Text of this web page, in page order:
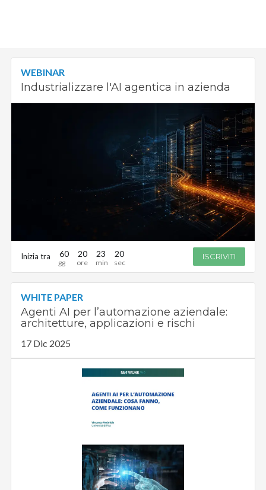
WEBINAR
Industrializzare l'AI agentica in azienda
Inizia tra 60 20 23 19 ISCRIVITI
WHITE PAPER
Agenti AI per l’automazione aziendale:
architetture, applicazioni e rischi
17 Dic 2025